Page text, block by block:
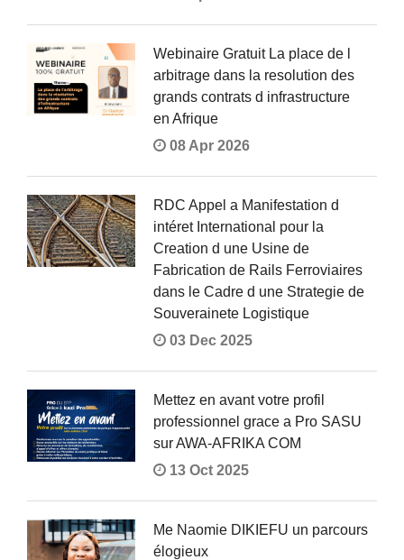
Webinaire Gratuit La place de l
arbitrage dans la resolution des
grands contrats d infrastructure
en Afrique
08 Apr 2026
RDC Appel a Manifestation d
intéret International pour la
Creation d une Usine de
Fabrication de Rails Ferroviaires
dans le Cadre d une Strategie de
Souverainete Logistique
03 Dec 2025
Mettez en avant votre profil
professionnel grace a Pro SASU
sur AWA-AFRIKA COM
13 Oct 2025
Me Naomie DIKIEFU un parcours
élogieux